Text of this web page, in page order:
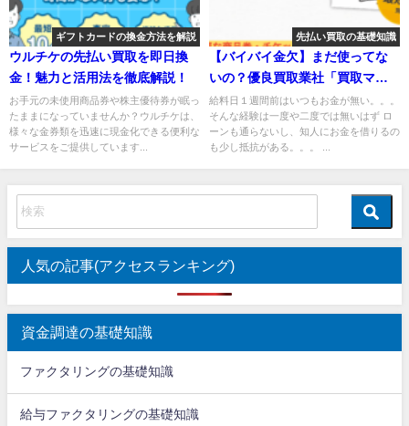
ギフトカードの換金方法を解説
ウルチケの先払い買取を即日換
金！魅力と活用法を徹底解説！
お手元の未使用商品券や株主優待券が眠っ
たままになっていませんか？ウルチケは、
様々な金券類を迅速に現金化できる便利な
サービスをご提供しています...
先払い買取の基礎知識
【バイバイ金欠】まだ使ってな
いの？優良買取業社「買取マウ
ス」を使ってみた！？
給料日１週間前はいつもお金が無い。。。
そんな経験は一度や二度では無いはず ロ
ーンも通らないし、知人にお金を借りるの
も少し抵抗がある。。。 ...
人気の記事(アクセスランキング)
資金調達の基礎知識
ファクタリングの基礎知識
給与ファクタリングの基礎知識